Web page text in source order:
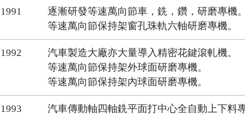
1991
逐漸研發等速萬向節車，銑，鑽，研磨專機。
等速萬向節保持架窗孔珠軌六軸研磨專機。
1992
汽車製造大廠亦大量導入精密花鍵滾軋機。
等速萬向節保持架外球面研磨專機。
等速萬向節保持架內球面研磨專機。
1993
汽車傳動軸四軸銑平面打中心全自動上下料專